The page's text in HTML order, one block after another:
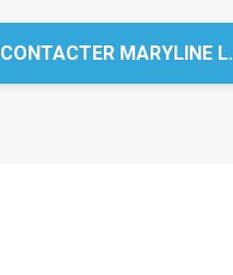
CONTACTER MARYLINE L.